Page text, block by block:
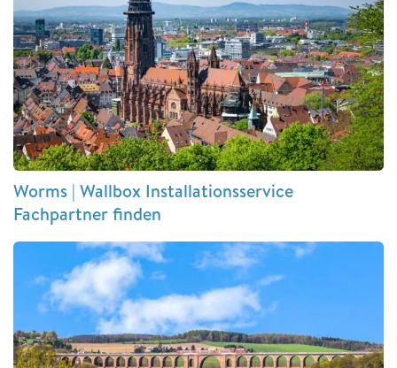
Worms | Wallbox Installationsservice
Fachpartner finden